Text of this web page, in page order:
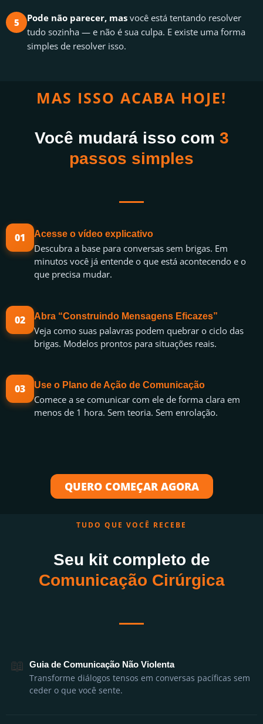
5 Pode não parecer, mas você está tentando resolver
tudo sozinha — e não é sua culpa. E existe uma forma
simples de resolver isso.
MAS ISSO ACABA HOJE!
Você mudará isso com 3
passos simples
01 Acesse o vídeo explicativo
Descubra a base para conversas sem brigas. Em
minutos você já entende o que está acontecendo e o
que precisa mudar.
02 Abra “Construindo Mensagens Eficazes”
Veja como suas palavras podem quebrar o ciclo das
brigas. Modelos prontos para situações reais.
03 Use o Plano de Ação de Comunicação
Comece a se comunicar com ele de forma clara em
menos de 1 hora. Sem teoria. Sem enrolação.
QUERO COMEÇAR AGORA
TUDO QUE VOCÊ RECEBE
Seu kit completo de
Comunicação Cirúrgica
📖 Guia de Comunicação Não Violenta
Transforme diálogos tensos em conversas pacíficas sem
ceder o que você sente.